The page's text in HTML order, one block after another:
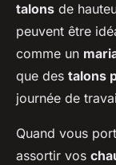
talons de
peuvent être
comme un
que des talons
journée de
Quand vous
assortir vos